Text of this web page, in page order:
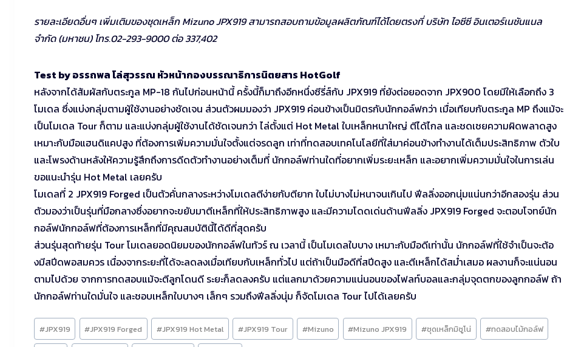
รายละเอียดอื่นๆ เพิ่มเติมของชุดเหล็ก Mizuno JPX919 สามารถสอบถามข้อมูลผลิตภัณฑ์ได้โดยตรงที่ บริษัท ไอซีซี อินเตอร์เนชันแนล
จำกัด (มหาชน) โทร.02-293-9000 ต่อ 337,402
Test by อรรถพล โล่สุวรรณ หัวหน้ากองบรรณาธิการนิตยสาร HotGolf
หลังจากได้สัมผัสกับตระกูล MP-18 กันไปก่อนหน้านี้ ครั้งนี้ก็มาถึงอีกหนึ่งซีรี่ส์กับ JPX919 ที่ยังต่อยอดจาก JPX900 โดยมีให้เลือกถึง 3
โมเดล ซึ่งแบ่งกลุ่มตามผู้ใช้งานอย่างชัดเจน ส่วนตัวผมมองว่า JPX919 ค่อนข้างเป็นมิตรกับนักกอล์ฟกว่า เมื่อเทียบกับตระกูล MP ถึงแม้จะ
เป็นโมเดล Tour ก็ตาม และแบ่งกลุ่มผู้ใช้งานได้ชัดเจนกว่า ไล่ตั้งแต่ Hot Metal ใบเหล็กหนาใหญ่ ตีได้ไกล และชดเชยความผิดพลาดสูง
เหมาะกับมือแฮนดิแคปสูง ที่ต้องการเพิ่มความมั่นใจตั้งแต่จรดลูก เท่าที่ทดสอบเทคโนโลยีที่ใส่มาค่อนข้างทำงานได้เต็มประสิทธิภาพ ตัวใบ
และโพรงด้านหลังให้ความรู้สึกถึงการดีดตัวทำงานอย่างเต็มที่ นักกอล์ฟท่านใดที่อยากเพิ่มระยะเหล็ก และอยากเพิ่มความมั่นใจในการเล่น
ขอแนะนำรุ่น Hot Metal เลยครับ
โมเดลที่ 2 JPX919 Forged เป็นตัวคั่นกลางระหว่างโมเดลตีง่ายกับตียาก ใบไม่บางไม่หนาจนเกินไป ฟีลลิ่งออกนุ่มแน่นกว่าอีกสองรุ่น ส่วน
ตัวมองว่าเป็นรุ่นที่มือกลางซึ่งอยากจะขยับมาตีเหล็กที่ให้ประสิทธิภาพสูง และมีความโดดเด่นด้านฟีลลิ่ง JPX919 Forged จะตอบโจทย์นัก
กอล์ฟนักกอล์ฟที่ต้องการเหล็กที่มีคุณสมบัตินี้ได้ดีที่สุดครับ
ส่วนรุ่นสุดท้ายรุ่น Tour โมเดลยอดนิยมของนักกอล์ฟในทัวร์ ณ เวลานี้ เป็นโมเดลใบบาง เหมาะกับมือดีเท่านั้น นักกอล์ฟที่ใช้จำเป็นจะต้อ
งมีสปีดพอสมควร เนื่องจากระยะที่ได้จะลดลงเมื่อเทียบกับเหล็กทั่วไป แต่ถ้าเป็นมือดีที่สปีดสูง และตีเหล็กได้สม่ำเสมอ ผลงานก็จะแน่นอน
ตามไปด้วย จากการทดสอบแม้จะตีลูกโดนดี ระยะก็ลดลงครับ แต่แลกมาด้วยความแน่นอนของไฟลท์บอลและกลุ่มจุดตกของลูกกอล์ฟ ถ้า
นักกอล์ฟท่านใดมั่นใจ และชอบเหล็กใบบางๆ เล็กๆ รวมถึงฟีลลิ่งนุ่ม ก็จัดโมเดล Tour ไปได้เลยครับ
Post
Tags:
#JPX919 #JPX919 Forged #JPX919 Hot Metal #JPX919 Tour #Mizuno #Mizuno JPX919 #ชุดเหล็กมิซูโน่ #ทดสอบไม้กอล์ฟ